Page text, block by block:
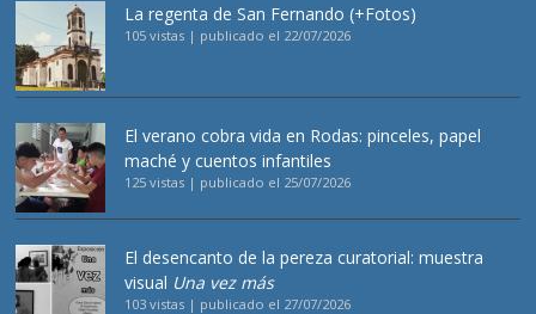
La regenta de San Fernando (+Fotos)
105 vistas | publicado el 22/07/2026
El verano cobra vida en Rodas: pinceles, papel
maché y cuentos infantiles
125 vistas | publicado el 25/07/2026
El desencanto de la pereza curatorial: muestra
visual Una vez más
103 vistas | publicado el 27/07/2026